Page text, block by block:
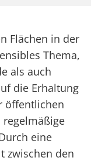
Flächen in der
Thema,
als auch
die Erhaltung
öffentlichen
regelmäßige
eine
zwischen den